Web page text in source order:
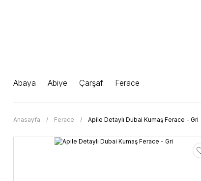
Abaya Abiye Çarşaf Ferace
Anasayfa Ferace Apile Detaylı Dubai Kumaş Ferace - Gri